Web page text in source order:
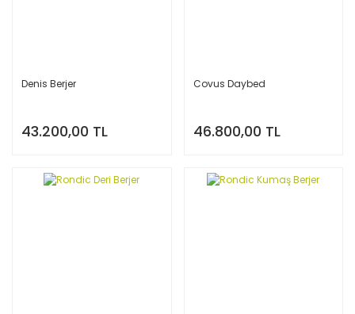
Denis Berjer
43.200,00 TL
Covus Daybed
46.800,00 TL